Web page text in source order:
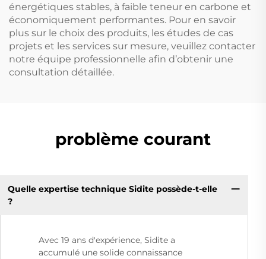
énergétiques stables, à faible teneur en carbone et
économiquement performantes. Pour en savoir
plus sur le choix des produits, les études de cas
projets et les services sur mesure, veuillez contacter
notre équipe professionnelle afin d’obtenir une
consultation détaillée.
problème courant
Quelle expertise technique Sidite possède-t-elle
?
Avec 19 ans d'expérience, Sidite a
accumulé une solide connaissance